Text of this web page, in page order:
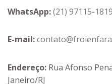
WhatsApp:(21) 97115-1819
E-mail:
Endereço: Rua Afonso
Janeiro/RJ